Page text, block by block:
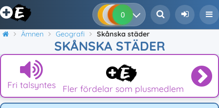
0 0 0
Ämnen Geografi Skånska städer
SKÅNSKA STÄDER
Fri talsyntes Fler fördelar som plusmedlem